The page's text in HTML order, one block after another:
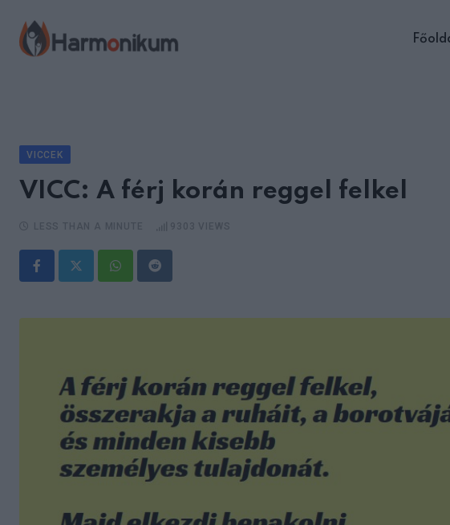
content
VICCEK
VICC: A férj korán reggel felkel
WhatsappReddit